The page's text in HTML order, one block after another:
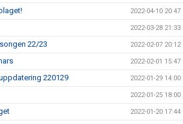
2022-04-10 20:47
2022-03-28 21:33
22/23 2022-02-07 20:12
2022-02-01 15:47
220129 2022-01-29 14:00
2022-01-25 18:00
2022-01-20 17:44